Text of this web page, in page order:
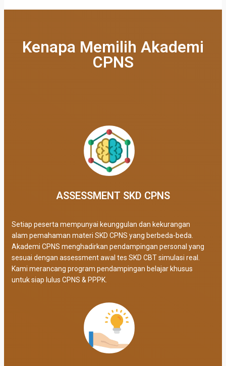
Kenapa Memilih Akademi
CPNS
ASSESSMENT SKD CPNS
Setiap peserta mempunyai keunggulan dan kekurangan
alam pemahaman materi SKD CPNS yang berbeda-beda.
Akademi CPNS menghadirkan pendampingan personal yang
sesuai dengan assessment awal tes SKD CBT simulasi real.
Kami merancang program pendampingan belajar khusus
untuk siap lulus CPNS & PPPK.